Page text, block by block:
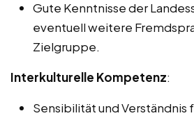
Gute Kenntnisse der
eventuell weitere
Zielgruppe.
Interkulturelle Kompetenz:
Sensibilität und Verständnis